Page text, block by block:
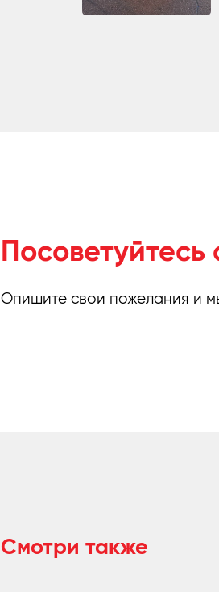
Опишите свои пожелания и
Смотри также